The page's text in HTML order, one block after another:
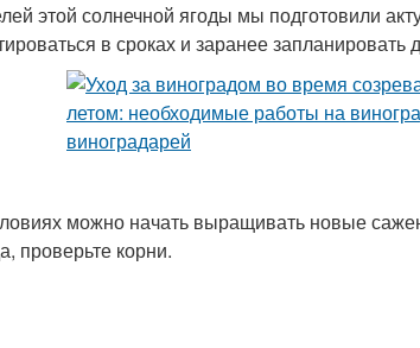
этой солнечной ягоды мы подготовили
в сроках и заранее запланировать
можно начать выращивать новые
проверьте корни.